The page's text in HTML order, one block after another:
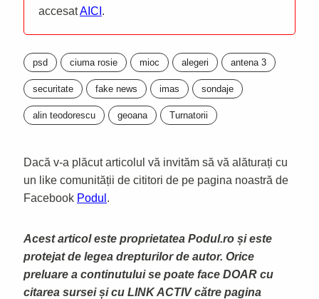
accesatAICI .
psd ciuma rosie mioc alegeri antena 3
securitate fake news imas sondaje
alin teodorescu geoana Turnatorii
Dacă v-a plăcut articolul vă invităm să vă alăturați cu
un like comunității de cititori de pe pagina noastră de
Facebook Podul .
Acest articol este proprietatea Podul.ro și este
protejat de legea drepturilor de autor. Orice
preluare a continutului se poate face DOAR cu
citarea sursei și cu LINK ACTIV către pagina